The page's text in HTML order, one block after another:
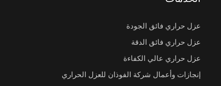
عزل حراري فائق الجودة
عزل حراري فائق الدقة
عزل حراري عالي الكفاءة
إنجازات وأعمال شركة الفوذان للعزل الحراري